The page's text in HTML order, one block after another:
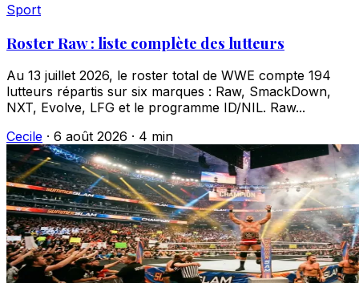
Sport
Roster Raw : liste complète des lutteurs
Au 13 juillet 2026, le roster total de WWE compte 194
lutteurs répartis sur six marques : Raw, SmackDown,
NXT, Evolve, LFG et le programme ID/NIL. Raw...
Cecile · 6 août 2026 · 4 min